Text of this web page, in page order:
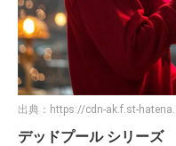
出典： https://cdn-ak.f.st-
デッドプール シリーズ